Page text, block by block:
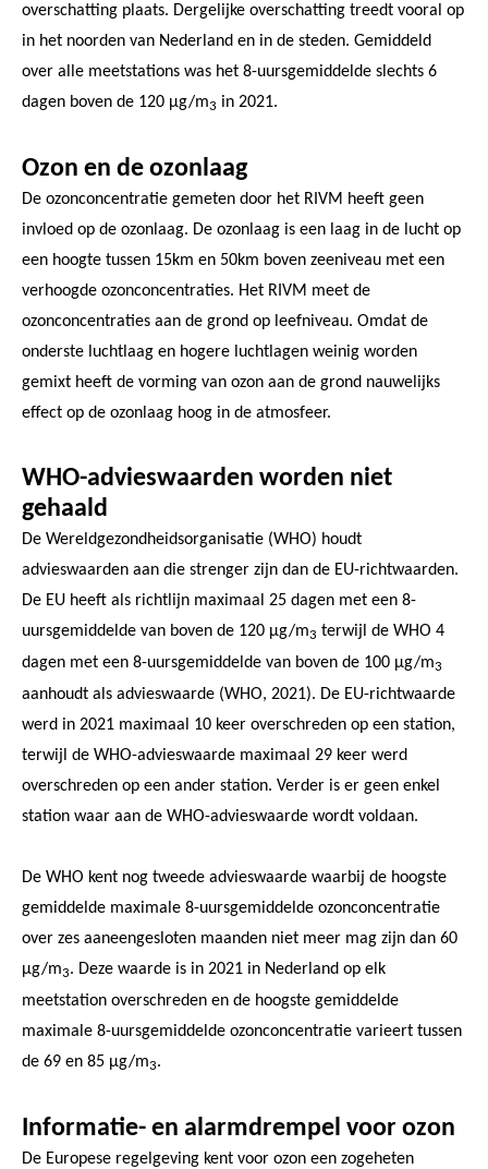
overschatting plaats. Dergelijke overschatting treedt vooral op
in het noorden van Nederland en in de steden. Gemiddeld
over alle meetstations was het 8-uursgemiddelde slechts 6
dagen boven de 120 µg/m3 in 2021.
Ozon en de ozonlaag
De ozonconcentratie gemeten door het RIVM heeft geen
invloed op de ozonlaag. De ozonlaag is een laag in de lucht op
een hoogte tussen 15km en 50km boven zeeniveau met een
verhoogde ozonconcentraties. Het RIVM meet de
ozonconcentraties aan de grond op leefniveau. Omdat de
onderste luchtlaag en hogere luchtlagen weinig worden
gemixt heeft de vorming van ozon aan de grond nauwelijks
effect op de ozonlaag hoog in de atmosfeer.
WHO-advieswaarden worden niet
gehaald
De Wereldgezondheidsorganisatie (WHO) houdt
advieswaarden aan die strenger zijn dan de EU-richtwaarden.
De EU heeft als richtlijn maximaal 25 dagen met een 8-
uursgemiddelde van boven de 120 µg/m3 terwijl de WHO 4
dagen met een 8-uursgemiddelde van boven de 100 µg/m3
aanhoudt als advieswaarde (WHO, 2021). De EU-richtwaarde
werd in 2021 maximaal 10 keer overschreden op een station,
terwijl de WHO-advieswaarde maximaal 29 keer werd
overschreden op een ander station. Verder is er geen enkel
station waar aan de WHO-advieswaarde wordt voldaan.
De WHO kent nog tweede advieswaarde waarbij de hoogste
gemiddelde maximale 8-uursgemiddelde ozonconcentratie
over zes aaneengesloten maanden niet meer mag zijn dan 60
µg/m3. Deze waarde is in 2021 in Nederland op elk
meetstation overschreden en de hoogste gemiddelde
maximale 8-uursgemiddelde ozonconcentratie varieert tussen
de 69 en 85 µg/m3.
Informatie- en alarmdrempel voor ozon
De Europese regelgeving kent voor ozon een zogeheten